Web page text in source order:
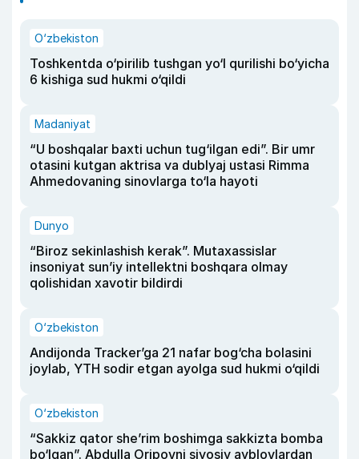
O‘zbekiston
Toshkentda o‘pirilib tushgan yo‘l qurilishi bo‘yicha
6 kishiga sud hukmi o‘qildi
Madaniyat
“U boshqalar baxti uchun tug‘ilgan edi”. Bir umr
otasini kutgan aktrisa va dublyaj ustasi Rimma
Ahmedovaning sinovlarga to‘la hayoti
Dunyo
“Biroz sekinlashish kerak”. Mutaxassislar
insoniyat sun’iy intellektni boshqara olmay
qolishidan xavotir bildirdi
O‘zbekiston
Andijonda Tracker’ga 21 nafar bog‘cha bolasini
joylab, YTH sodir etgan ayolga sud hukmi o‘qildi
O‘zbekiston
“Sakkiz qator she’rim boshimga sakkizta bomba
bo‘lgan”. Abdulla Oripovni siyosiy ayblovlardan